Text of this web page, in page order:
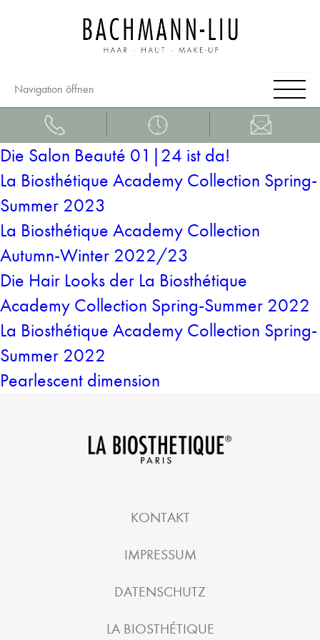
Navigation öffnen
Die Salon Beauté 01|24 ist da!
La Biosthétique Academy Collection Spring-
Summer 2023
La Biosthétique Academy Collection
Autumn-Winter 2022/23
Die Hair Looks der La Biosthétique
Academy Collection Spring-Summer 2022
La Biosthétique Academy Collection Spring-
Summer 2022
Pearlescent dimension
KONTAKT
IMPRESSUM
DATENSCHUTZ
LA BIOSTHÉTIQUE